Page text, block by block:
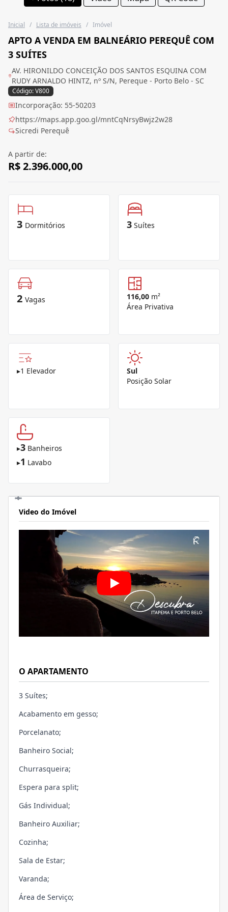
Inicial / Lista de imóveis / Imóvel
APTO A VENDA EM BALNEÁRIO PEREQUÊ COM
3 SUÍTES
AV. HIRONILDO CONCEIÇÃO DOS SANTOS ESQUINA COM
RUDY ARNALDO HINTZ, nº S/N, Pereque - Porto Belo - SC
Código: V800
Incorporação: 55-50203
https://maps.app.goo.gl/mntCqNrsyBwjz2w28
Sicredi Perequê
A partir de:
R$ 2.396.000,00
3 Dormitórios 3 Suítes
2 Vagas 116,00 m²
Área Privativa
▸1 Elevador
Sul
Posição Solar
▸3 Banheiros
▸1 Lavabo
Video do Imóvel
O APARTAMENTO
3 Suítes;
Acabamento em gesso;
Porcelanato;
Banheiro Social;
Churrasqueira;
Espera para split;
Gás Individual;
Banheiro Auxiliar;
Cozinha;
Sala de Estar;
Varanda;
Área de Serviço;